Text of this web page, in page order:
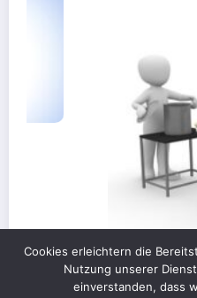
Cookies erleichtern die
Nutzung unserer
einverstanden, dass